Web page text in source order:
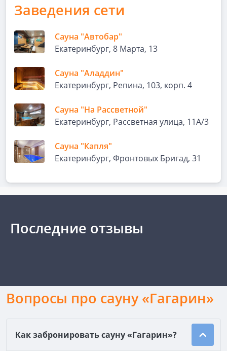
Заведения сети
Сауна "Автобар"
Екатеринбург, 8 Марта, 13
Сауна "Аладдин"
Екатеринбург, Репина, 103, корп. 4
Сауна "На Рассветной"
Екатеринбург, Рассветная улица, 11А/3
Сауна "Капля"
Екатеринбург, Фронтовых Бригад, 31
Последние отзывы
Вопросы про сауну «Гагарин»
Как забронировать сауну «Гагарин»?